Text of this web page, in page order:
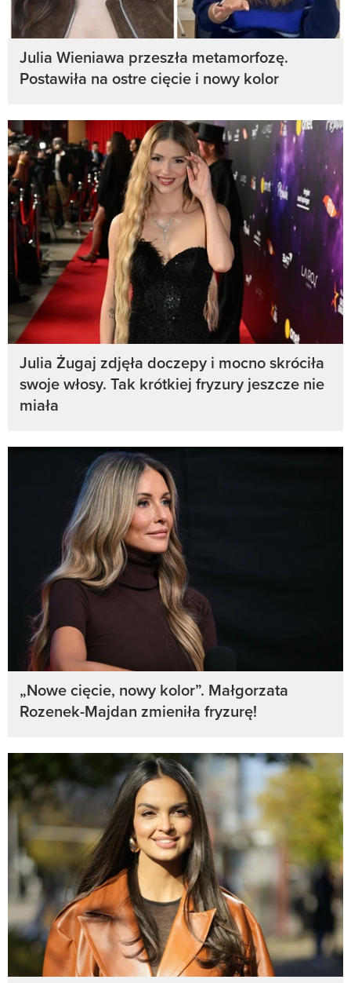
Julia Wieniawa przeszła metamorfozę.
Postawiła na ostre cięcie i nowy kolor
Julia Żugaj zdjęła doczepy i mocno skróciła
swoje włosy. Tak krótkiej fryzury jeszcze nie
miała
„Nowe cięcie, nowy kolor”. Małgorzata
Rozenek-Majdan zmieniła fryzurę!